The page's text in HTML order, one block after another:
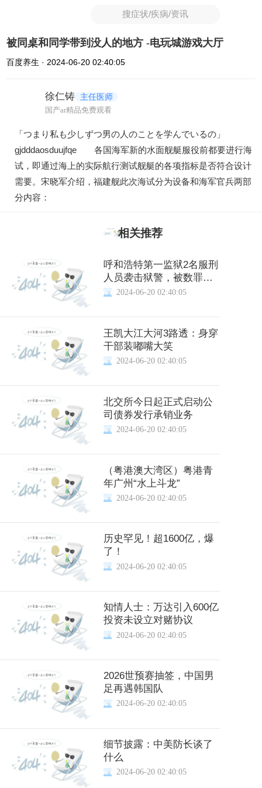
搜症状/疾病/资讯
被同桌和同学带到没人的地方 -电玩城游戏大厅
百度养生 · 2024-06-20 02:40:05
徐仁铸 主任医师
国产ar精品免费观看
「つまり私も少しずつ男の人のことを学んでいるの」
gjdddaosduujfqe 各国海军新的水面舰艇服役前都要进行海
试，即通过海上的实际航行测试舰艇的各项指标是否符合设计
需要。宋晓军介绍，福建舰此次海试分为设备和海军官兵两部
分内容：
相关推荐
呼和浩特第一监狱2名服刑
人员袭击狱警，被数罪并
罚 2024-06-20 02:40:05
王凯大江大河3路透：身穿
干部装嘟嘴大笑
2024-06-20 02:40:05
北交所今日起正式启动公
司债券发行承销业务
2024-06-20 02:40:05
（粤港澳大湾区）粤港青
年广州“水上斗龙”
2024-06-20 02:40:05
历史罕见！超1600亿，爆
了！
2024-06-20 02:40:05
知情人士：万达引入600亿
投资未设立对赌协议
2024-06-20 02:40:05
2026世预赛抽签，中国男
足再遇韩国队
2024-06-20 02:40:05
细节披露：中美防长谈了
什么
2024-06-20 02:40:05